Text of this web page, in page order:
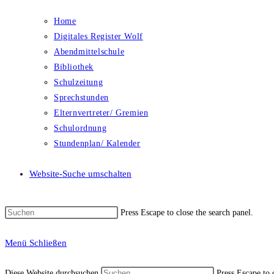
Home
Digitales Register Wolf
Abendmittelschule
Bibliothek
Schulzeitung
Sprechstunden
Elternvertreter/ Gremien
Schulordnung
Stundenplan/ Kalender
Website-Suche umschalten
Press Escape to close the search panel.
Menü Schließen